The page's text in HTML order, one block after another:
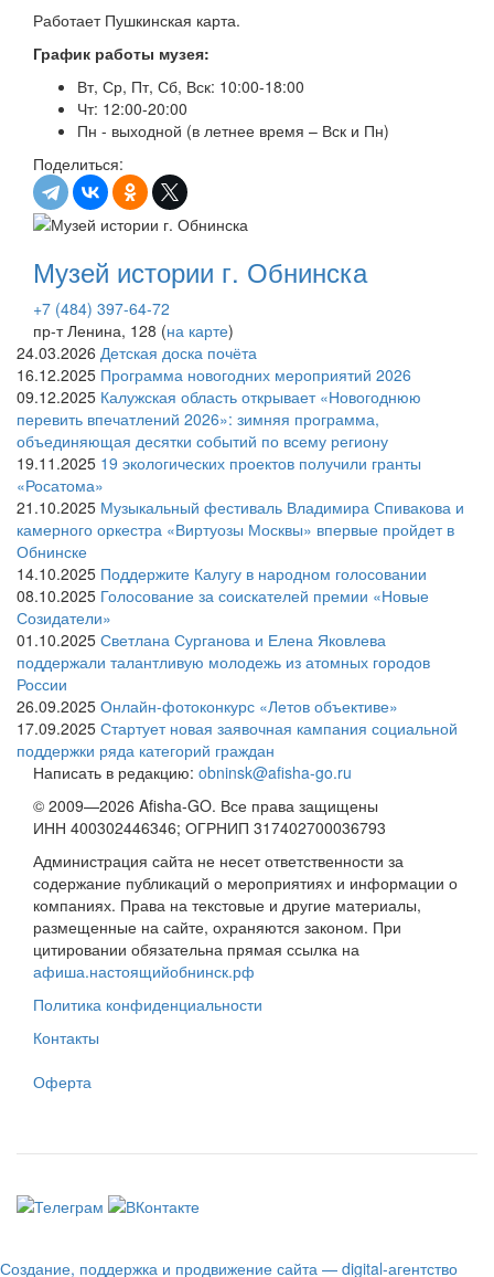
Работает Пушкинская карта.
График работы музея:
Вт, Ср, Пт, Сб, Вск: 10:00-18:00
Чт: 12:00-20:00
Пн - выходной (в летнее время – Вск и Пн)
Поделиться:
Музей истории г. Обнинска
+7 (484) 397-64-72
пр-т Ленина, 128 (на карте)
24.03.2026 Детская доска почёта
16.12.2025 Программа новогодних мероприятий 2026
09.12.2025 Калужская область открывает «Новогоднюю
перевить впечатлений 2026»: зимняя программа,
объединяющая десятки событий по всему региону
19.11.2025 19 экологических проектов получили гранты
«Росатома»
21.10.2025 Музыкальный фестиваль Владимира Спивакова и
камерного оркестра «Виртуозы Москвы» впервые пройдет в
Обнинске
14.10.2025 Поддержите Калугу в народном голосовании
08.10.2025 Голосование за соискателей премии «Новые
Созидатели»
01.10.2025 Светлана Сурганова и Елена Яковлева
поддержали талантливую молодежь из атомных городов
России
26.09.2025 Онлайн-фотоконкурс «Летов объективе»
17.09.2025 Стартует новая заявочная кампания социальной
поддержки ряда категорий граждан
Написать в редакцию: obninsk@afisha-go.ru
© 2009—2026 Afisha-GO. Все права защищены
ИНН 400302446346; ОГРНИП 317402700036793
Администрация сайта не несет ответственности за
содержание публикаций о мероприятиях и информации о
компаниях. Права на текстовые и другие материалы,
размещенные на сайте, охраняются законом. При
цитировании обязательна прямая ссылка на
афиша.настоящийобнинск.рф
Политика конфиденциальности
Контакты
Оферта
Создание, поддержка и продвижение сайта — digital-агентство